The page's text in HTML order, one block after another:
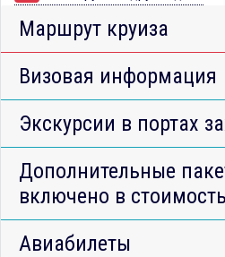
Маршрут круиза
Визовая информация
Экскурсии в портах
Дополнительные
включено в стоимость
Авиабилеты